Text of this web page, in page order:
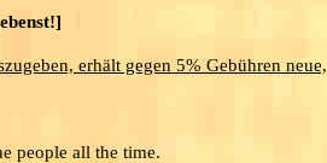
erhält gegen 5% Gebühren neue,
people all the time.